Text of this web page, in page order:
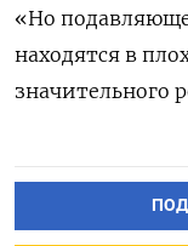
«Но
находятся в
значительного